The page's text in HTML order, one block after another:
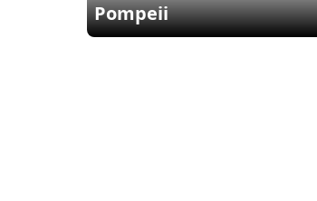
Pompeii